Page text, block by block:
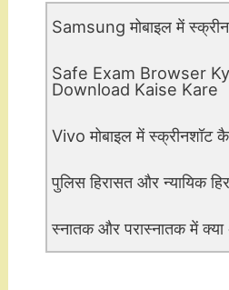
Samsung मोबाइल में
Safe Exam Browser
Download Kaise Kare
Vivo मोबाइल में स्क्रीनशॉट
पुलिस हिरासत और न्यायिक
स्नातक और परास्नातक में क्या